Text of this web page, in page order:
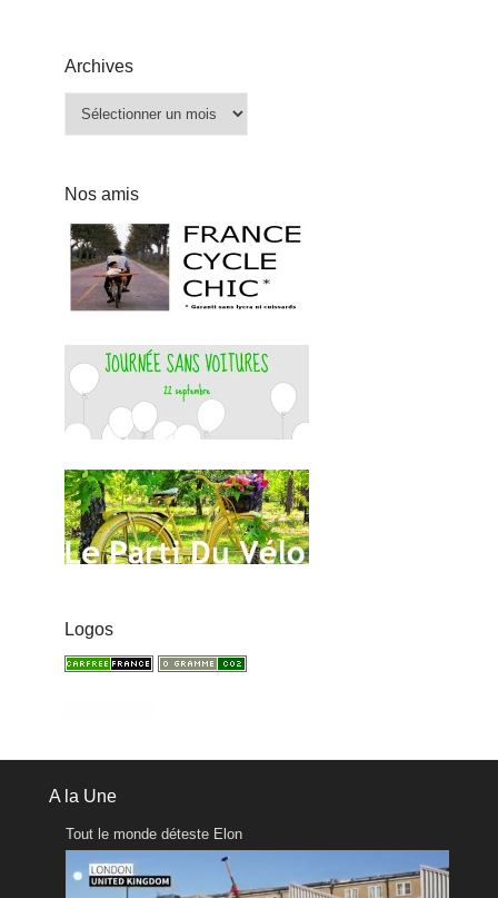
Archives
Archives
Nos amis
Logos
A la Une
Tout le monde déteste Elon